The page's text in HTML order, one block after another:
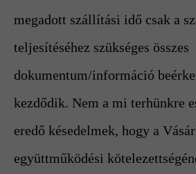
megadott szállítási idő csak a
teljesítéséhez szükséges összes
dokumentum/információ
kezdődik. Nem a mi terhünkre
eredő késedelmek, hogy a
együttműködési